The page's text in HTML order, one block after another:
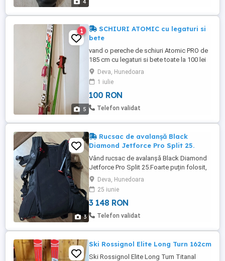
4
5
1
SCHIURI ATOMIC cu legaturi si
bete
vand o pereche de schiuri Atomic PRO de
185 cm cu legaturi si bete toate la 100 lei
transport neg
Deva, Hunedoara
1 iulie
100 RON
Telefon validat
3
Rucsac de avalanșă Black
Diamond Jetforce Pro Split 25.
Vând rucsac de avalanșă Black Diamond
Jetforce Pro Split 25.Foarte puțin folosit,
declanșat doar o dată de probă.Bonus un
cover rosu nou,de 25 litri.
Deva, Hunedoara
25 iunie
3 148 RON
Telefon validat
Ski Rossignol Elite Long Turn 162cm
Ski Rossignol Elite Long Turn Titanal